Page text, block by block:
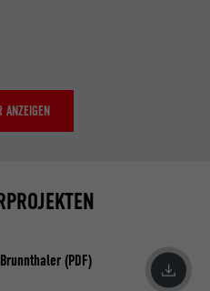
ANZEIGEN
(PDF)